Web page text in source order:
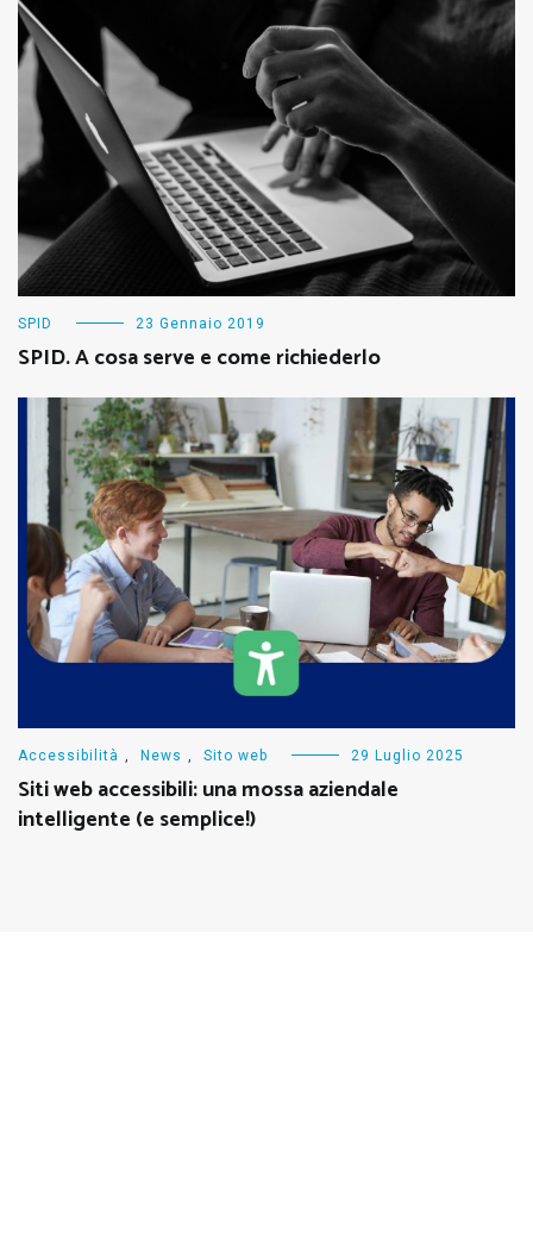
SPID 23 Gennaio 2019
SPID. A cosa serve e come richiederlo
Accessibilità , News , Sito web 29 Luglio 2025
Siti web accessibili: una mossa aziendale
intelligente (e semplice!)